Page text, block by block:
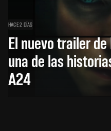
HACE 2 DÍAS
El nuevo trailer
una de las
A24